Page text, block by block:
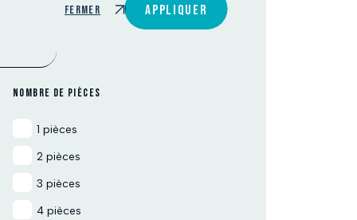
NOMBRE DE PIÈCES
1 pièces
2 pièces
3 pièces
4 pièces
Fermer APPLIQUER